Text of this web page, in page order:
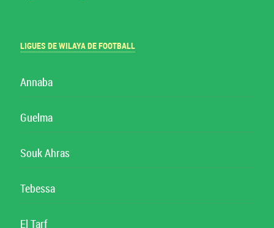
LIGUES DE WILAYA DE FOOTBALL
Annaba
Guelma
Souk Ahras
Tebessa
El Tarf